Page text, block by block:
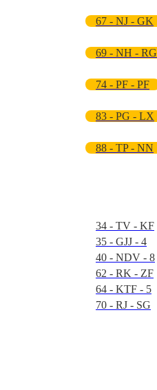
67 - NJ - GK
69 - NH - RG
74 - PF - PF
83 - PG - LX
88 - TP - NN
34 - TV - KF
35 - GJJ - 4
40 - NDV - 8
62 - RK - ZF
64 - KTF - 5
70 - RJ - SG